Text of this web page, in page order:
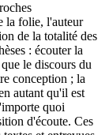
la folie, l'auteur
de la totalité des
: écouter la
le discours du
conception ; la
autant qu'il est
quoi
d'écoute. Ces